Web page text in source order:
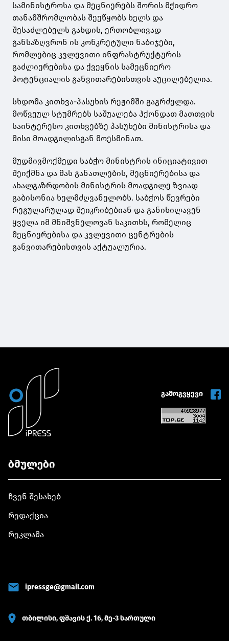
სამინისტროსა და მეცნიერებს შორის მჭიდრო
თანამშრომლობას შეუწყობს ხელს და
შესაძლებელს გახდის, ერთობლივად
განსაზღვრონ ის კონკრეტული ნაბიჯები,
რომლებიც კვლევითი ინფრასტრუქტურის
გაძლიერებისა და ქვეყნის სამეცნიერო
პოტენციალის განვითარებისთვის აუცილებელია.
სხდომა კითხვა-პასუხის რეჟიმში გაგრძელდა.
მოწვეულ სტუმრებს საშუალება ჰქონდათ მათთვის
საინტერესო კითხვებზე პასუხები მინისტრისა და
მისი მოადგილისგან მოესმინათ.
მუდმივმოქმედი საბჭო მინისტრის ინიციატივით
შეიქმნა და მას განათლების, მეცნიერებისა და
ახალგაზრდობის მინისტრის მოადგილე ზვიად
გაბისონია ხელმძღვანელობს. საბჭოს წევრები
რეგულარულად შეიკრიბებიან და განიხილავენ
ყველა იმ მნიშვნელოვან საკითხს, რომელიც
მეცნიერებისა და კვლევითი ცენტრების
განვითარებისთვის აქტუალურია.
გამოგვყევი
ბმულები
ჩვენ შესახებ
რედაქცია
რეკლამა
ipressge@gmail.com
თბილისი, ფშავის ქ. 16, მე-3 სართული